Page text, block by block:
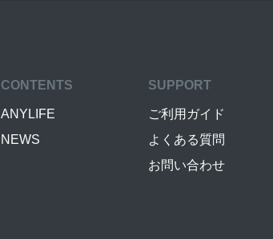
CONTENTS
ANYLIFE
NEWS
SUPPORT
ご利用ガイド
よくある質問
お問い合わせ